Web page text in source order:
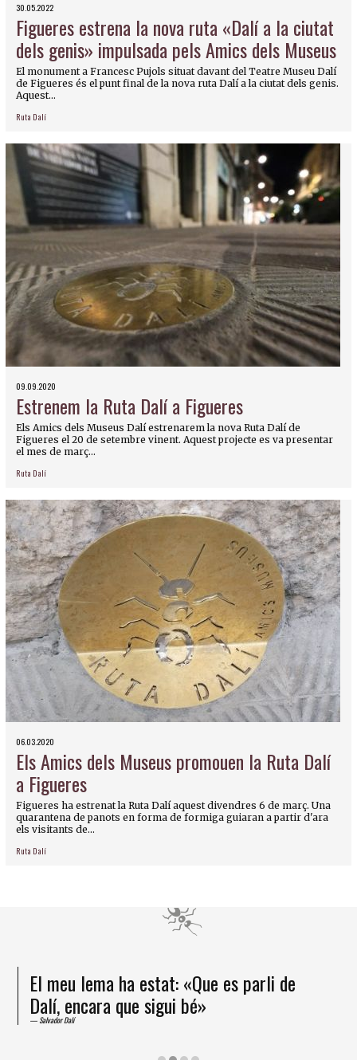
30.05.2022
Figueres estrena la nova ruta «Dalí a la ciutat
dels genis» impulsada pels Amics dels Museus
El monument a Francesc Pujols situat davant del Teatre Museu Dalí
de Figueres és el punt final de la nova ruta Dalí a la ciutat dels genis.
Aquest...
Ruta Dalí
09.09.2020
Estrenem la Ruta Dalí a Figueres
Els Amics dels Museus Dalí estrenarem la nova Ruta Dalí de
Figueres el 20 de setembre vinent. Aquest projecte es va presentar
el mes de març...
Ruta Dalí
06.03.2020
Els Amics dels Museus promouen la Ruta Dalí
a Figueres
Figueres ha estrenat la Ruta Dalí aquest divendres 6 de març. Una
quarantena de panots en forma de formiga guiaran a partir d'ara
els visitants de...
Ruta Dalí
El meu lema ha estat: «Que es parli de
Dalí, encara que sigui bé»
Salvador Dalí